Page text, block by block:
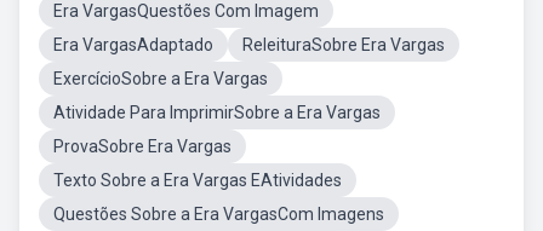
Era VargasQuestões Com Imagem
Era VargasAdaptado
ReleituraSobre Era Vargas
ExercícioSobre a Era Vargas
Atividade Para ImprimirSobre a Era Vargas
ProvaSobre Era Vargas
Texto Sobre a Era Vargas EAtividades
Questões Sobre a Era VargasCom Imagens